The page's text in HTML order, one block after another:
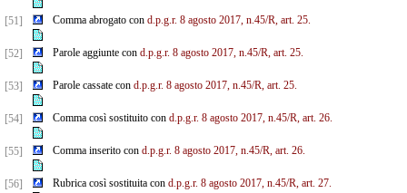
[51] Comma abrogato con d.p.g.r. 8 agosto 2017, n.45/R, art. 25.
[52] Parole aggiunte con d.p.g.r. 8 agosto 2017, n.45/R, art. 25.
[53] Parole cassate con d.p.g.r. 8 agosto 2017, n.45/R, art. 25.
[54] Comma così sostituito con d.p.g.r. 8 agosto 2017, n.45/R, art. 26.
[55] Comma inserito con d.p.g.r. 8 agosto 2017, n.45/R, art. 26.
[56] Rubrica così sostituita con d.p.g.r. 8 agosto 2017, n.45/R, art. 27.